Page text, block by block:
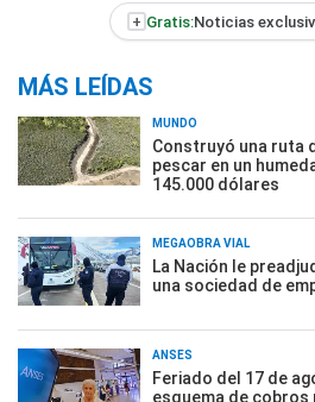
+ Gratis:Noticias
MÁS LEÍDAS
MUNDO
Construyó una ruta
pescar en un
145.000 dólares
MEGAOBRA VIAL
La Nación le
una sociedad de
ANSES
Feriado del 17 de
esquema de cobros